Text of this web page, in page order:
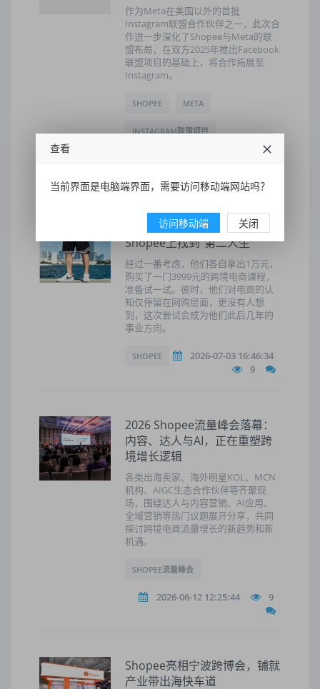
作为Meta在美国以外的首批
Instagram联盟合作伙伴之一，此次合
作进一步深化了Shopee与Meta的联
盟布局，在双方2025年推出Facebook
联盟项目的基础上，将合作拓展至
Instagram。
SHOPEE META
INSTAGRAM联盟项目
从失业到创业，两个年轻人在
Shopee上找到“第二人生”
经过一番考虑，他们各自拿出1万元，
购买了一门3999元的跨境电商课程，
准备试一试。彼时，他们对电商的认
知仅停留在网购层面，更没有人想
到，这次尝试会成为他们此后几年的
事业方向。
SHOPEE
2026-07-03 16:46:34
9
2026 Shopee流量峰会落幕：
内容、达人与AI，正在重塑跨
境增长逻辑
各类出海卖家、海外明星KOL、MCN
机构、AIGC生态合作伙伴等齐聚现
场，围绕达人与内容营销、AI应用、
全域营销等热门议题展开分享，共同
探讨跨境电商流量增长的新趋势和新
机遇。
SHOPEE流量峰会
2026-06-12 12:25:44 9
Shopee亮相宁波跨博会，铺就
产业带出海快车道
查看
当前界面是电脑端界面，需要访问移动端网站吗？
访问移动端 关闭